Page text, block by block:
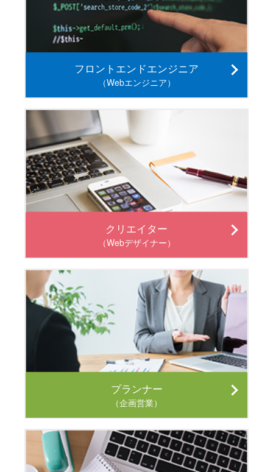
フロントエンドエンジニア
（Webエンジニア）
クリエイター
（Webデザイナー）
プランナー
（企画営業）